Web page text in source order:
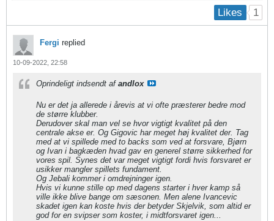
Likes 1
Fergi replied
10-09-2022, 22:58
Oprindeligt indsendt af andlox
Nu er det ja allerede i årevis at vi ofte præsterer bedre mod
de større klubber.
Derudover skal man vel se hvor vigtigt kvalitet på den
centrale akse er. Og Gigovic har meget høj kvalitet der. Tag
med at vi spillede med to backs som ved at forsvare, Bjørn
og Ivan i bagkæden hvad gav en generel større sikkerhed for
vores spil. Synes det var meget vigtigt fordi hvis forsvaret er
usikker mangler spillets fundament.
Og Jebali kommer i omdrejninger igen.
Hvis vi kunne stille op med dagens starter i hver kamp så
ville ikke blive bange om sæsonen. Men alene Ivancevic
skadet igen kan koste hvis der betyder Skjelvik, som altid er
god for en svipser som koster, i midtforsvaret igen...